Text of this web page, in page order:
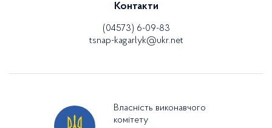
Контакти
(04573) 6-09-83
tsnap-kagarlyk@ukr.net
Власність виконавчого
комітету